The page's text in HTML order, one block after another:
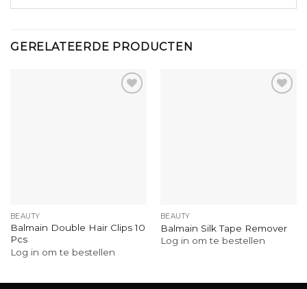
GERELATEERDE PRODUCTEN
BEAUTY
Balmain Double Hair Clips 10
Pcs
Log in om te bestellen
BEAUTY
Balmain Silk Tape Remover
Log in om te bestellen